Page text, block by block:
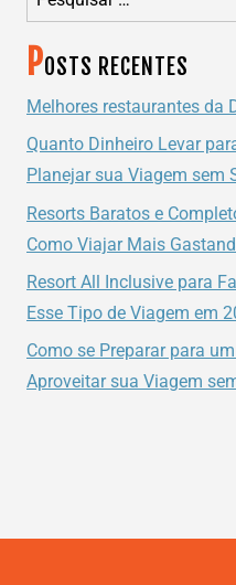
DO
17
BISTRO
NO
AVENTURA
HOTEL
POSTS RECENTES
Melhores restaurantes da
Quanto Dinheiro Levar
Planejar sua Viagem sem
Resorts Baratos e
Como Viajar Mais
Resort All Inclusive para
Esse Tipo de Viagem em
Como se Preparar para
Aproveitar sua Viagem